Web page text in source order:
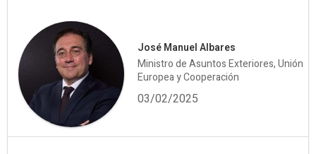
José Manuel Albares
Ministro de Asuntos Exteriores, Unión
Europea y Cooperación
03/02/2025